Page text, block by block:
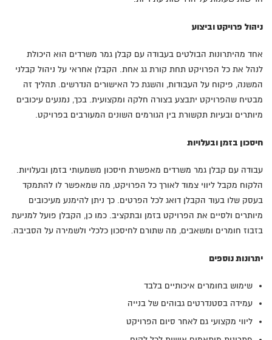
ניהול פרויקט וביצוע
אחד מהיתרונות הבולטים בעבודה עם קבלן גמר משרדים הוא היכולת
לנהל את כל הפרויקט תחת קורת גג אחת. הקבלן אחראי על ניהול קבלני
המשנה, פיקוח על העבודות, והשגת כל האישורים הנדרשים. תהליך זה
מבטיח שהפרויקט יתבצע בצורה חלקה ומקצועית. בכך, נמנעים עיכובים
מיותרים ובעיות תקשורת בין הגורמים השונים המעורבים בפרויקט.
חיסכון בזמן ובעלויות
עבודה עם קבלן גמר משרדים מאפשרת חיסכון משמעותי בזמן ובעלויות.
הלקוח מקבל ליווי צמוד לאורך כל הפרויקט, מה שמאפשר לו להתמקד
בעסק שלו בעוד הקבלן דואג לכל הפרטים. כך ניתן להימנע מעיכובים
מיותרים ולסיים את הפרויקט בזמן ובתקציב. כמו כן, הקבלן פועל למניעת
בזבוז חומרים ומשאבים, מה שתורם לחיסכון כלכלי ולשמירה על הסביבה.
יתרונות נוספים
שימוש בחומרים איכותיים בלבד
עמידה בסטנדרטים גבוהים של בנייה
ליווי מקצועי גם לאחר סיום הפרויקט